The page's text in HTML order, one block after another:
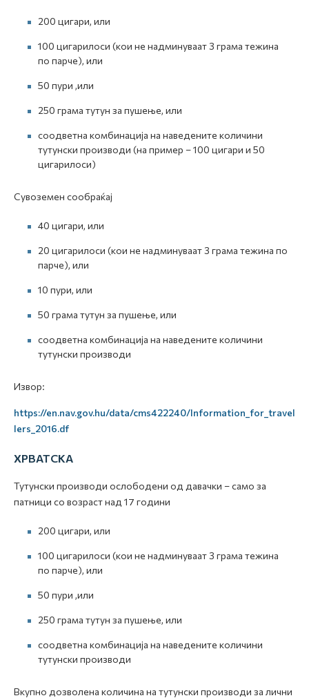
200 цигари, или
100 цигарилоси (кои не надминуваат 3 грама тежина
по парче), или
50 пури ,или
250 грама тутун за пушење, или
соодветна комбинација на наведените количини
тутунски производи (на пример – 100 цигари и 50
цигарилоси)
Сувоземен сообраќај
40 цигари, или
20 цигарилоси (кои не надминуваат 3 грама тежина по
парче), или
10 пури, или
50 грама тутун за пушење, или
соодветна комбинација на наведените количини
тутунски производи
Извор:
https://en.nav.gov.hu/data/cms422240/Information_for_travel
lers_2016.df
ХРВАТСКА
Тутунски производи ослободени од давачки – само за
патници со возраст над 17 години
200 цигари, или
100 цигарилоси (кои не надминуваат 3 грама тежина
по парче), или
50 пури ,или
250 грама тутун за пушење, или
соодветна комбинација на наведените количини
тутунски производи
Вкупно дозволена количина на тутунски производи за лични